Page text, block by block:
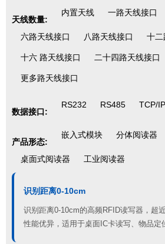
天线数量:
内置天线 一路天线接口
六路天线接口 八路天线接口 十二
十六 路天线接口 二十四路天线接口
更多路天线接口
数据接口:
RS232 RS485 TCP/IP
产品形态:
嵌入式模块 分体阅读器
桌面式阅读器 工业阅读器
识别距离0-10cm
识别距离0-10cm的高频RFID读写器，超
性能优异，适用于桌面IC卡读写、物品定